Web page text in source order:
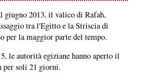
giugno 2013, il valico di Rafah,
tra l'Egitto e la Striscia di
per la maggior parte del tempo.
le autorità egiziane hanno aperto il
per soli 21 giorni.